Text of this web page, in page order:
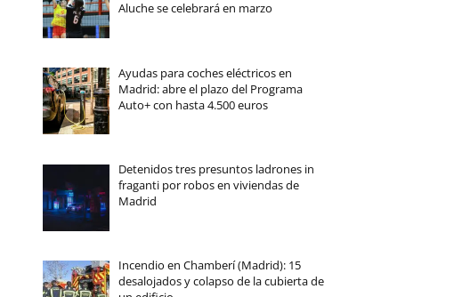
Aluche se celebrará en marzo
Ayudas para coches eléctricos en
Madrid: abre el plazo del Programa
Auto+ con hasta 4.500 euros
Detenidos tres presuntos ladrones in
fraganti por robos en viviendas de
Madrid
Incendio en Chamberí (Madrid): 15
desalojados y colapso de la cubierta de